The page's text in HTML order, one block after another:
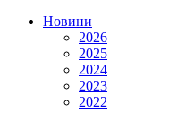
Новини
2026
2025
2024
2023
2022